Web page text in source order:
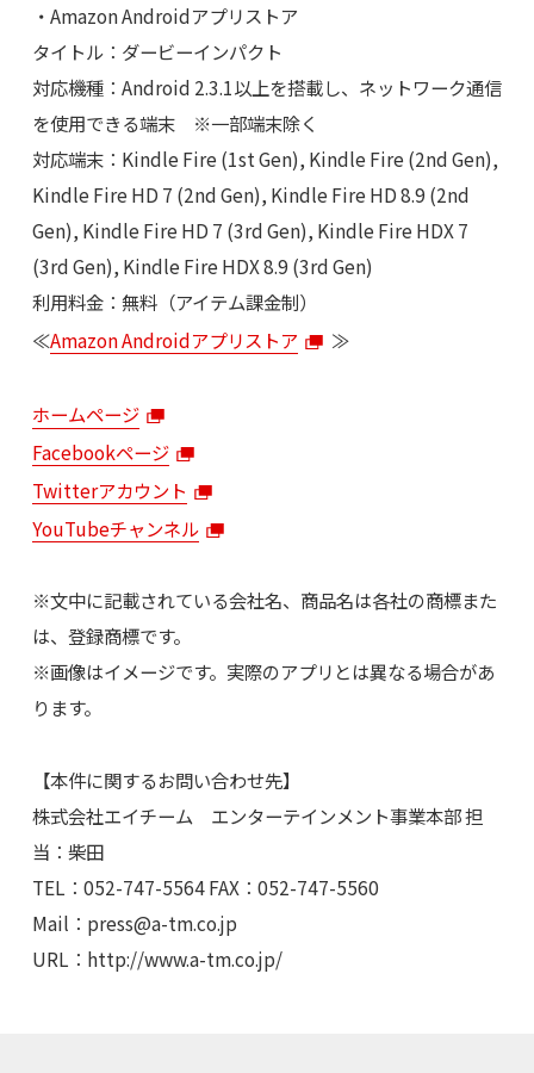
・Amazon Androidアプリストア
タイトル：ダービーインパクト
対応機種：Android 2.3.1以上を搭載し、ネットワーク通信
を使用できる端末 ※一部端末除く
対応端末：Kindle Fire (1st Gen), Kindle Fire (2nd Gen),
Kindle Fire HD 7 (2nd Gen), Kindle Fire HD 8.9 (2nd
Gen), Kindle Fire HD 7 (3rd Gen), Kindle Fire HDX 7
(3rd Gen), Kindle Fire HDX 8.9 (3rd Gen)
利用料金：無料（アイテム課金制）
≪Amazon Androidアプリストア ≫
ホームページ
Facebookページ
Twitterアカウント
YouTubeチャンネル
※文中に記載されている会社名、商品名は各社の商標また
は、登録商標です。
※画像はイメージです。実際のアプリとは異なる場合があ
ります。
【本件に関するお問い合わせ先】
株式会社エイチーム エンターテインメント事業本部 担
当：柴田
TEL：052-747-5564 FAX：052-747-5560
Mail： press@a-tm.co.jp
URL：http://www.a-tm.co.jp/